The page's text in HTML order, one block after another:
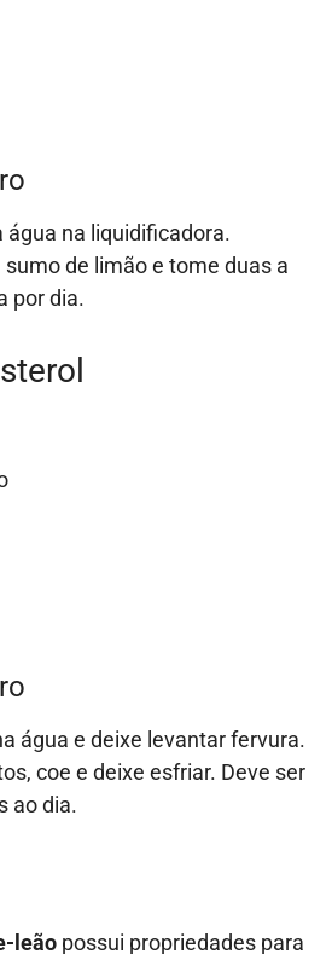
água na liquidificadora.
de limão e tome duas a
por dia.
água e deixe levantar fervura.
coe e deixe esfriar. Deve ser
ao dia.
leão possui propriedades para